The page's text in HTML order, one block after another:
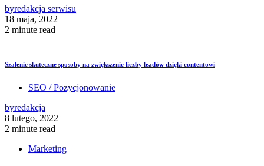
byredakcja serwisu
18 maja, 2022
2 minute read
Szalenie skuteczne sposoby na zwiększenie liczby leadów dzięki contentowi
SEO / Pozycjonowanie
byredakcja
8 lutego, 2022
2 minute read
Marketing